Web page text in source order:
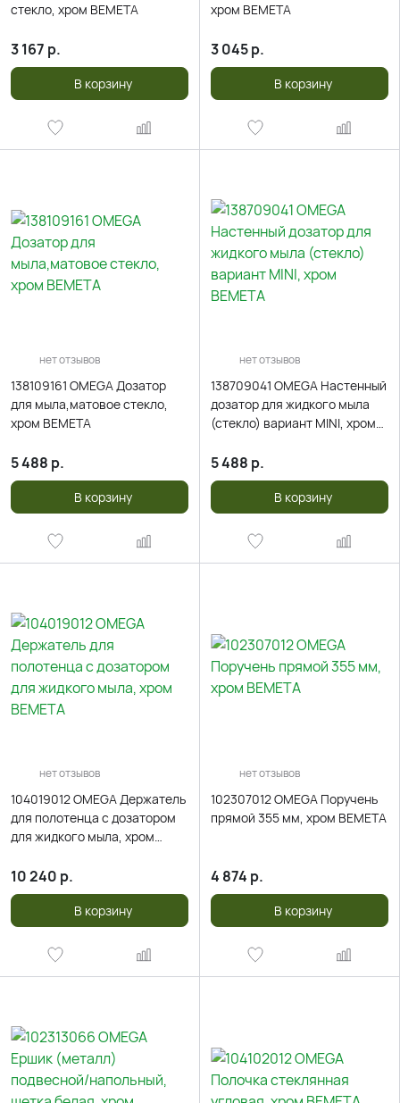
стекло, хром BEMETA
3 167 р.
В корзину
хром BEMETA
3 045р.
В корзину
нет отзывов
138109161 OMEGA Дозатор
для мыла,матовое стекло,
хром BEMETA
5 488 р.
В корзину
нет отзывов
138709041 OMEGA Настенный
дозатор для жидкого мыла
(стекло) вариант MINI, хром
5 488 р.
В корзину
нет отзывов
104019012 OMEGA Держатель
для полотенца с дозатором
для жидкого мыла, хром
10 240 р.
В корзину
нет отзывов
102307012 OMEGA Поручень
прямой 355 мм, хром BEMETA
4 874 р.
В корзину